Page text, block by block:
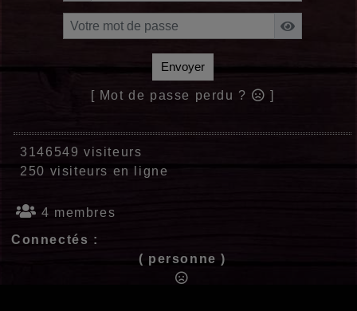
Envoyer
[ Mot de passe perdu ? ]
3146549 visiteurs
250 visiteurs en ligne
4 membres
Connectés :
( personne )